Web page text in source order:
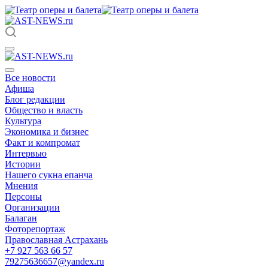
Все новости
Афиша
Блог редакции
Общество и власть
Культура
Экономика и бизнес
Факт и компромат
Интервью
Истории
Нашего сукна епанча
Мнения
Персоны
Организации
Балаган
Фоторепортаж
Православная Астрахань
+7 927 563 66 57
79275636657@yandex.ru